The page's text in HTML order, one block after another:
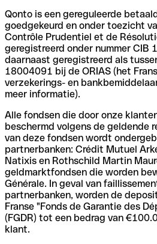
Qonto is een gereguleerde
goedgekeurd en onder toezicht
Contrôle Prudentiel et de
geregistreerd onder nummer CIB
daarnaast geregistreerd als
18004091 bij de ORIAS (het
verzekerings- en
meer informatie).
Alle fondsen die door onze
beschermd volgens de geldende
van deze fondsen wordt
partnerbanken: Crédit Mutuel
Natixis en Rothschild Martin
geldmarktfondsen die worden
Générale. In geval van
partnerbanken, worden de
Franse "Fonds de Garantie des
(FGDR) tot een bedrag van
klant.